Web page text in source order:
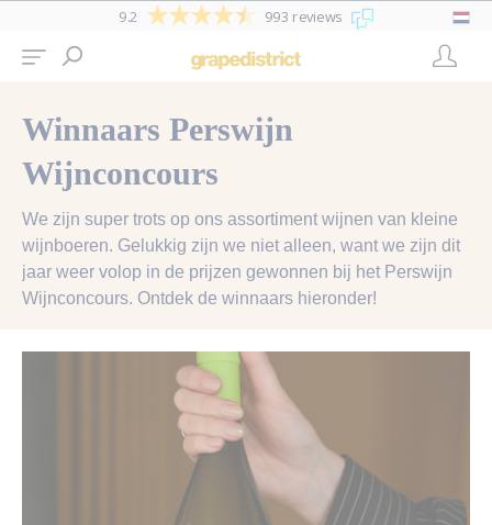
9.2 993 reviews
Winnaars Perswijn
Wijnconcours
We zijn super trots op ons assortiment wijnen van kleine
wijnboeren. Gelukkig zijn we niet alleen, want we zijn dit
jaar weer volop in de prijzen gewonnen bij het Perswijn
Wijnconcours. Ontdek de winnaars hieronder!